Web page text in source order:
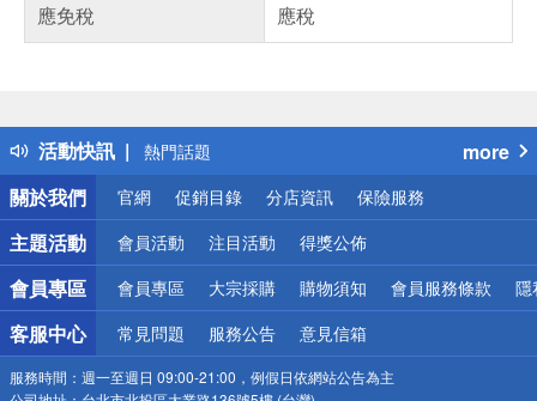
應免稅
應稅
活動快訊
得獎公告
熱門話題
銀行優惠
偏遠地區配送
詐騙網頁！請小心！
more
關於我們
官網 促銷目錄 分店資訊 保險服務
主題活動 會員活動 注目活動 得獎公佈
會員專區 會員專區 大宗採購 購物須知 會員服務條款 隱
客服中心 常見問題 服務公告 意見信箱
服務時間： 週一至週日 09:00-21:00，例假日依網站公告為主